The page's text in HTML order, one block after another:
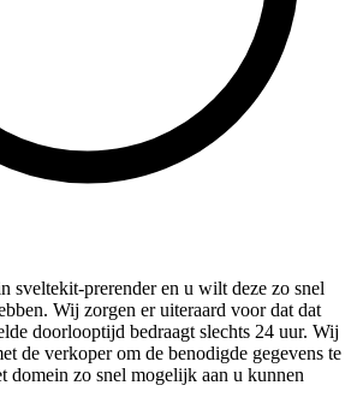
sveltekit-prerender en u wilt deze zo snel
Wij zorgen er uiteraard voor dat dat
doorlooptijd bedraagt slechts 24 uur. Wij
de verkoper om de benodigde gegevens te
domein zo snel mogelijk aan u kunnen